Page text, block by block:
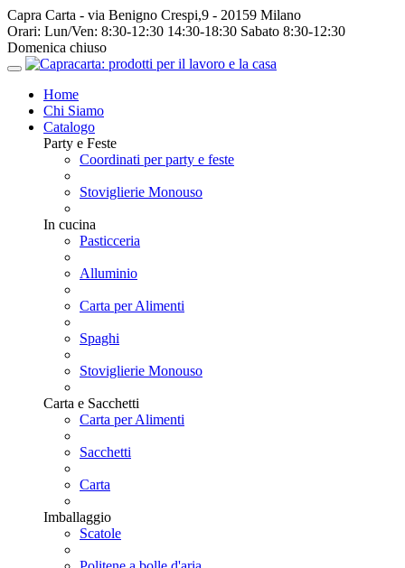
Capra Carta - via Benigno Crespi,9 - 20159 Milano
Orari: Lun/Ven: 8:30-12:30 14:30-18:30 Sabato 8:30-12:30
Domenica chiuso
Home
Chi Siamo
Catalogo
Party e Feste
Coordinati per party e feste
Stoviglierie Monouso
In cucina
Pasticceria
Alluminio
Carta per Alimenti
Spaghi
Stoviglierie Monouso
Carta e Sacchetti
Carta per Alimenti
Sacchetti
Carta
Imballaggio
Scatole